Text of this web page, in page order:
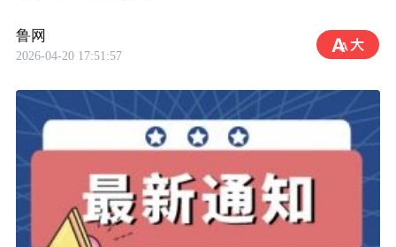
鲁网
2026-04-20 17:51:57